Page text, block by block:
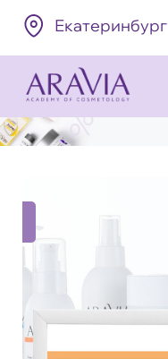
Екатеринбург